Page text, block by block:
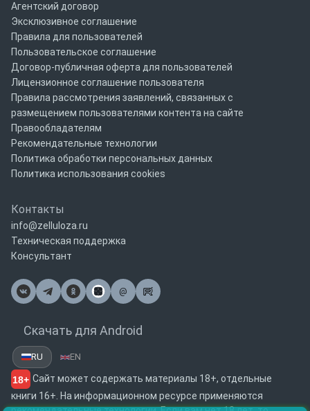
Агентский договор
Эксклюзивное соглашение
Правила для пользователей
Пользовательское соглашение
Договор-публичная оферта для пользователей
Лицензионное соглашение пользователя
Правила рассмотрения заявлений, связанных с
размещением пользователями контента на сайте
Правообладателям
Рекомендательные технологии
Политика обработки персональных данных
Политика использования cookies
Контакты
info@zelluloza.ru
Техническая поддержка
Консультант
@
Почта
Скачать для Android
RU EN
18+ Сайт может содержать материалы 18+, отдельные
книги 16+. На информационном ресурсе применяются